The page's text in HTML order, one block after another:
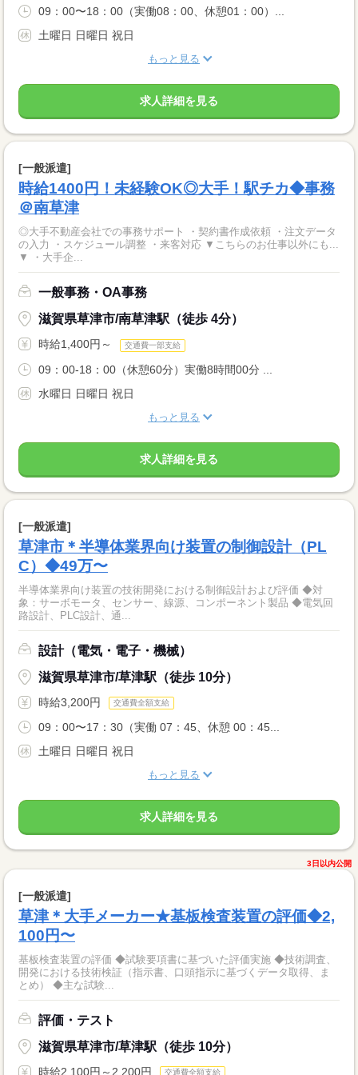
09：00〜18：00（実働08：00、休憩01：00）...
土曜日 日曜日 祝日
もっと見る
求人詳細を見る
[一般派遣]
時給1400円！未経験OK◎大手！駅チカ◆事務
＠南草津
◎大手不動産会社での事務サポート ・契約書作成依頼 ・注文データ
の入力 ・スケジュール調整 ・来客対応 ▼こちらのお仕事以外にも...
▼ ・大手企...
一般事務・OA事務
滋賀県草津市/南草津駅（徒歩 4分）
時給1,400円～ 交通費一部支給
09：00-18：00（休憩60分）実働8時間00分 ...
水曜日 日曜日 祝日
もっと見る
求人詳細を見る
[一般派遣]
草津市＊半導体業界向け装置の制御設計（PL
C）◆49万〜
半導体業界向け装置の技術開発における制御設計および評価 ◆対
象：サーボモータ、センサー、線源、コンポーネント製品 ◆電気回
路設計、PLC設計、通...
設計（電気・電子・機械）
滋賀県草津市/草津駅（徒歩 10分）
時給3,200円 交通費全額支給
09：00〜17：30（実働 07：45、休憩 00：45...
土曜日 日曜日 祝日
もっと見る
求人詳細を見る
3日以内公開
[一般派遣]
草津＊大手メーカー★基板検査装置の評価◆2,
100円〜
基板検査装置の評価 ◆試験要項書に基づいた評価実施 ◆技術調査、
開発における技術検証（指示書、口頭指示に基づくデータ取得、ま
とめ） ◆主な試験...
評価・テスト
滋賀県草津市/草津駅（徒歩 10分）
時給2,100円～2,200円 交通費全額支給